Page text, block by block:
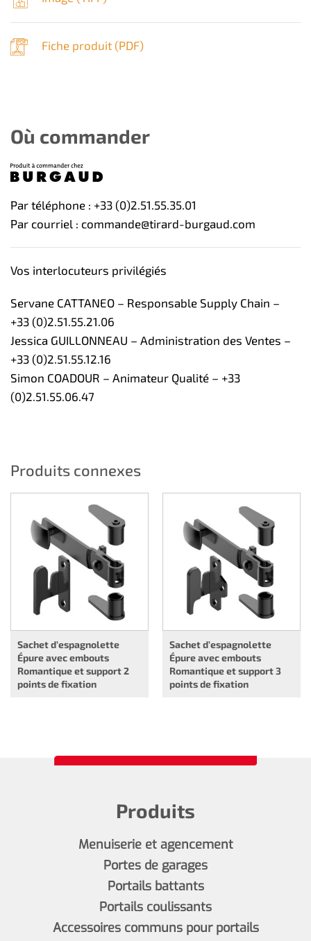
Fiche produit (PDF)
Où commander
Par téléphone : +33 (0)2.51.55.35.01
Par courriel : commande@tirard-burgaud.com
Vos interlocuteurs privilégiés
Servane CATTANEO – Responsable Supply Chain –
+33 (0)2.51.55.21.06
Jessica GUILLONNEAU – Administration des Ventes –
+33 (0)2.51.55.12.16
Simon COADOUR – Animateur Qualité – +33
(0)2.51.55.06.47
Produits connexes
Sachet d’espagnolette
Épure avec embouts
Romantique et support 2
points de fixation
Sachet d’espagnolette
Épure avec embouts
Romantique et support 3
points de fixation
Produits
Menuiserie et agencement
Portes de garages
Portails battants
Portails coulissants
Accessoires communs pour portails